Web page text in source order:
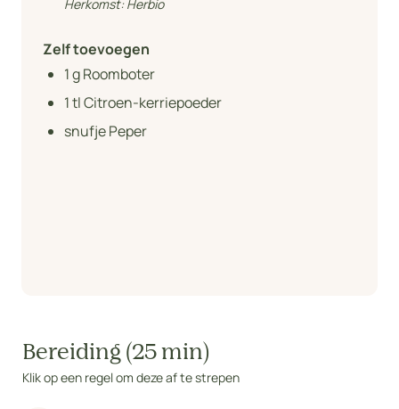
Herkomst:Herbio
Zelf toevoegen
1g Roomboter
1tl Citroen-kerriepoeder
snufje Peper
Bereiding (25 min)
Klik op een regel om deze af te strepen